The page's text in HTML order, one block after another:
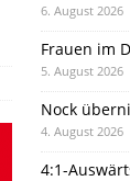
6. August 2026
Frauen im
5. August 2026
Nock
4. August 2026
4:1-